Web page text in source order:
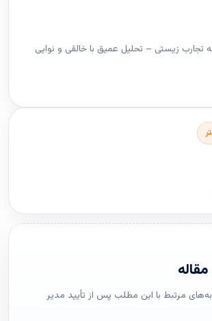
زیستی – تحلیل عمیق با خالقی و نوایی
مرتبط با این مطلب پس از تأیید مدیر